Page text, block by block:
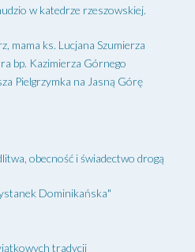
w katedrze rzeszowskiej.
mama ks. Lucjana Szumierza
bp. Kazimierza Górnego
Pielgrzymka na Jasną Górę
obecność i świadectwo drogą
Dominikańska"
tradycji